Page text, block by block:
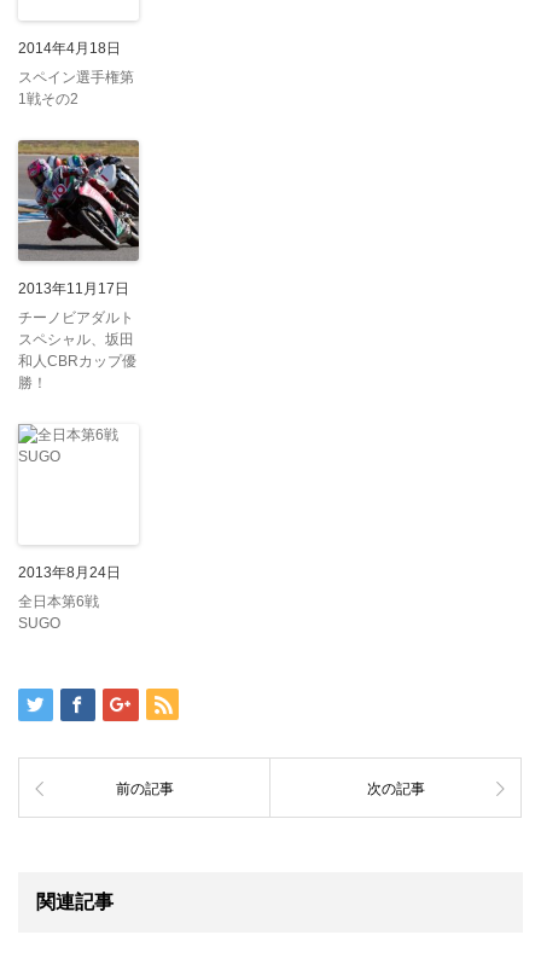
2014年4月18日
スペイン選手権第
1戦その2
2013年11月17日
チーノビアダルト
スペシャル、坂田
和人CBRカップ優
勝！
2013年8月24日
全日本第6戦
SUGO
前の記事 次の記事
関連記事